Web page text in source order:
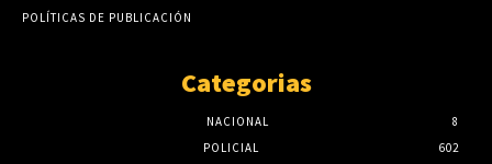
POLÍTICAS DE PUBLICACIÓN
Categorias
NACIONAL
8
POLICIAL
602